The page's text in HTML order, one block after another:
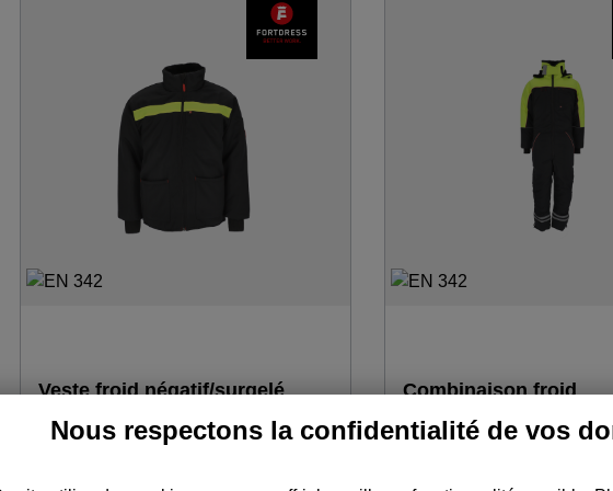
poches latérales doublées de polaire -
poche sur le bras avec compartiment à
stylos à gauche - poignets en tricot -
élastique dans le dos au niveau de la taille
- en combinaison avec le pantalon FTH28,
utilisation jusqu'à -49 °C - Idéal pour :
empiècement haut des bras
passepoils rouge-argent
coutures de séparation.
-49 °C en combinaison avec la
polyester · Doublure : 100 %
Isolation : 100 % polyester 240
Veste froid négatif/surgelé
Veste matelassée et épaisse - matériau
Combinaison froid
négatif/surgelé POLAR
Combinaison matelassée très
Nous respectons la confidentialité de vos